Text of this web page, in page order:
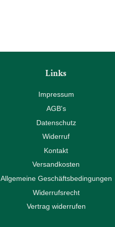
Links
Impressum
AGB's
Datenschutz
Widerruf
Kontakt
Versandkosten
Allgemeine Geschäftsbedingungen
Widerrufsrecht
Vertrag widerrufen